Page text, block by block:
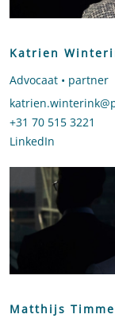
Katrien
Advocaat • partner
Stuur een e-mail
Bel naar Katrien
+31 70 515 3221
LinkedIn
Matthijs